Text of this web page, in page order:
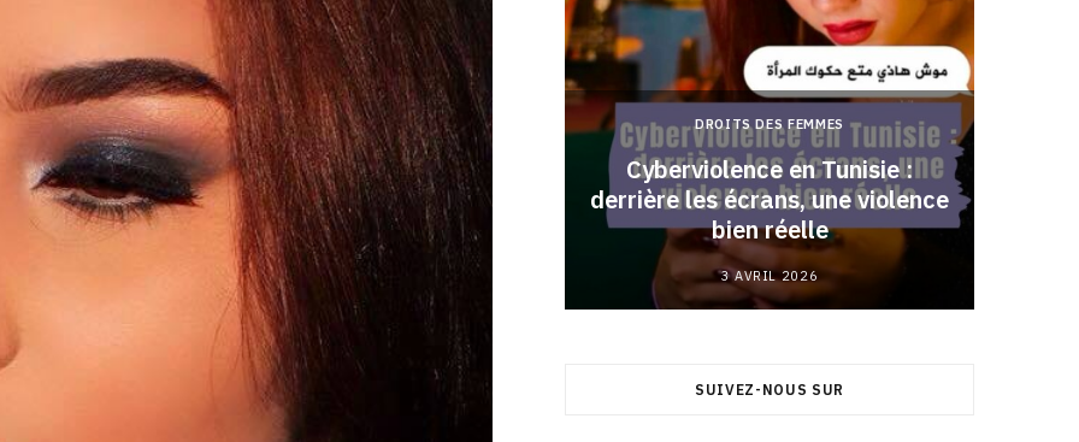
CHARGE MENTALE
Stress après le travail :
comment relâcher la pression
9 JANVIER 2026
DROITS DES FEMMES
Cyberviolence en Tunisie :
derrière les écrans, une violence
bien réelle
3 AVRIL 2026
SUIVEZ-NOUS SUR